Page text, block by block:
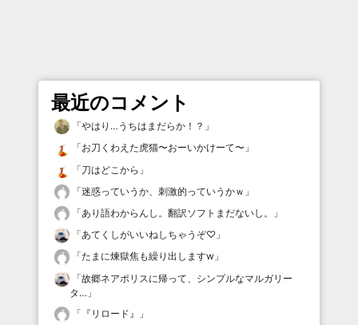
最近のコメント
「やはり…うちはまだらか！？ 」
「お刀くわえた虎猫〜おーいかけーて〜 」
「刀はどこから 」
「迷惑っていうか、刺激的っていうかｗ 」
「あり語わからんし。翻訳ソフトまだないし。
」
「あてくしがいいねしちゃうぞ♡ 」
「たまに煉獄焦も繰り出しますw 」
「故郷ネアポリスに帰って、シンプルなマルガリー
タ… 」
「 『リロード』
」